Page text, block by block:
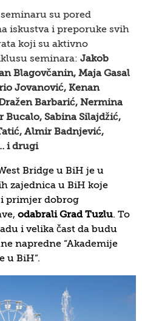
su pored
iskustva i preporuke svih
koji su aktivno
seminara: Jakob
Blagovčanin, Maja Gasal
Jovanović, Kenan
Barbarić, Nermina
Bucalo, Sabina Silajdžić,
Almir Badnjević,
i drugi
Bridge u BiH je u
zajednica u BiH koje
primjer dobrog
odabrali Grad Tuzlu. To
i velika čast da budu
napredne “Akademije
u BiH”.